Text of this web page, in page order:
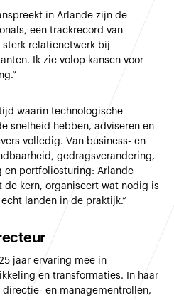
in Arlande zijn de
een trackrecord van
relatienetwerk bij
Ik zie volop kansen voor
waarin technologische
snelheid hebben, adviseren en
volledig. Van business- en
gedragsverandering,
portfoliosturing: Arlande
de kern, organiseert wat nodig is
landen in de praktijk.”
jaar ervaring mee in
en transformaties. In haar
directie- en managementrollen,